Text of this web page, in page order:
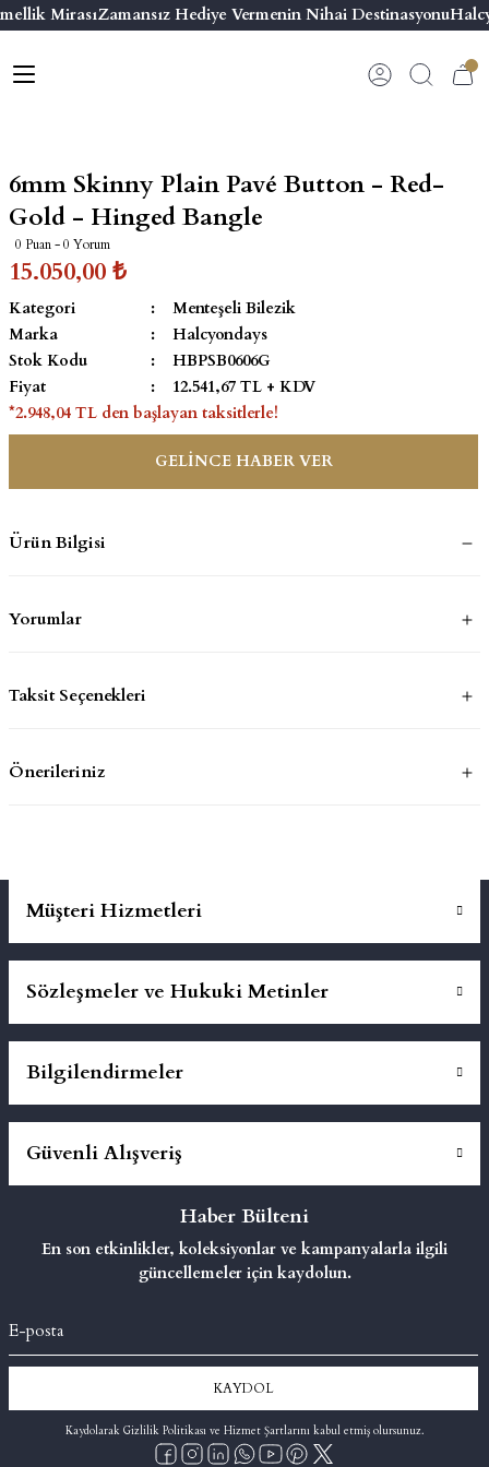
MirasıZamansız Hediye Vermenin Nihai Destinasyonu
Geri Dön
Geri Dön
ve Aksesuarlar
Mum
Geri Dön
Yivli Kabaşon Bilezik
Geri Dön
Seriler
Elephant
6mm Skinny Plain Pavé Button - Red-
Gold - Hinged Bangle
0 Puan - 0 Yorum
15.050,00 ₺
Kategori
Menteşeli Bilezik
Marka
Halcyondays
Stok Kodu
HBPSB0606G
Fiyat
12.541,67 TL + KDV
*2.948,04 TL den başlayan taksitlerle!
GELİNCE HABER VER
Ürün Bilgisi
Yorumlar
Taksit Seçenekleri
Önerileriniz
Müşteri Hizmetleri
Sözleşmeler ve Hukuki Metinler
Bilgilendirmeler
Güvenli Alışveriş
Haber Bülteni
En son etkinlikler, koleksiyonlar ve kampanyalarla ilgili
güncellemeler için kaydolun.
KAYDOL
Kaydolarak Gizlilik Politikası ve Hizmet Şartlarını kabul etmiş olursunuz.